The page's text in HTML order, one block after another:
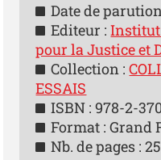
Date de
Editeur :
pour la Justice et
Collection :
ESSAIS
ISBN : 978-2-
Format : Grand
Nb. de pages :